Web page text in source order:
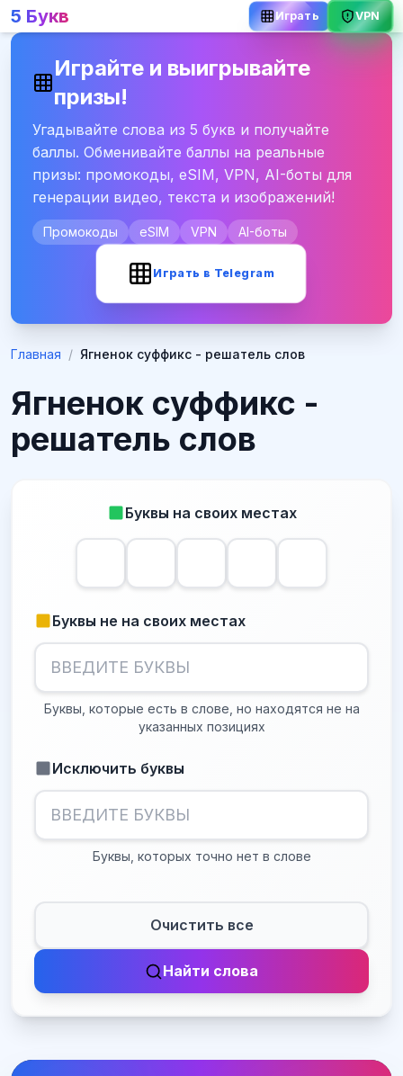
5 Букв Играть VPN
Играйте и выигрывайте
призы!
Угадывайте слова из 5 букв и получайте
баллы. Обменивайте баллы на реальные
призы: промокоды, eSIM, VPN, AI-боты для
генерации видео, текста и изображений!
Промокоды eSIM VPN AI-боты
Играть в Telegram
Главная / Ягненок суффикс - решатель слов
Ягненок суффикс -
решатель слов
Буквы на своих местах
Буквы не на своих местах
Буквы, которые есть в слове, но находятся не на
указанных позициях
Исключить буквы
Буквы, которых точно нет в слове
Очистить все
Найти слова